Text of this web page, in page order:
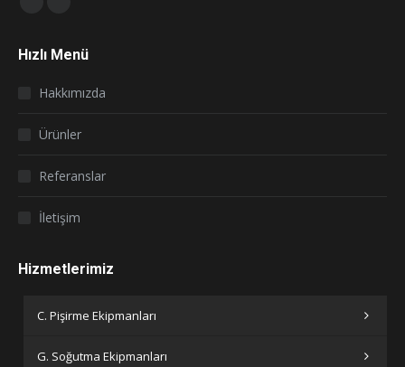
opens
window
opens
window
Hızlı Menü
Hakkımızda
Ürünler
Referanslar
İletişim
Hizmetlerimiz
C. Pişirme Ekipmanları
G. Soğutma Ekipmanları